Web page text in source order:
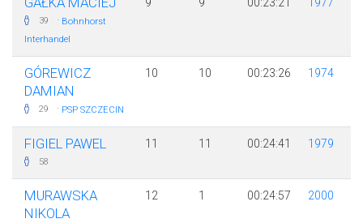
39 · Bohnhorst
Interhandel
GÓREWICZ
DAMIAN
29 · PSP SZCZECIN
10 10 00:23:26 1974
FIGIEL PAWEL
58
11 11 00:24:41 1979
MURAWSKA
NIKOLA
12 1 00:24:57 2000